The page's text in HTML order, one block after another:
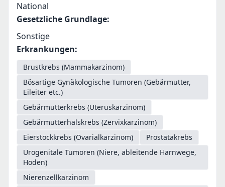
National
Gesetzliche Grundlage:
Sonstige
Erkrankungen:
Brustkrebs (Mammakarzinom)
Bösartige Gynäkologische Tumoren (Gebärmutter,
Eileiter etc.)
Gebärmutterkrebs (Uteruskarzinom)
Gebärmutterhalskrebs (Zervixkarzinom)
Eierstockkrebs (Ovarialkarzinom)
Prostatakrebs
Urogenitale Tumoren (Niere, ableitende Harnwege,
Hoden)
Nierenzellkarzinom